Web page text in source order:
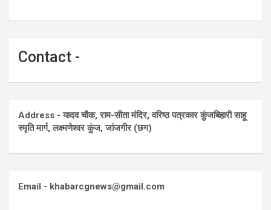
Contact -
Address - यादव चौक, राम-सीता मंदिर, वरिष्ठ पत्रकार कुंजबिहारी साहू
स्मृति मार्ग, लक्ष्मणेश्वर कुंज, जांजगीर (छग)
Email - khabarcgnews@gmail.com